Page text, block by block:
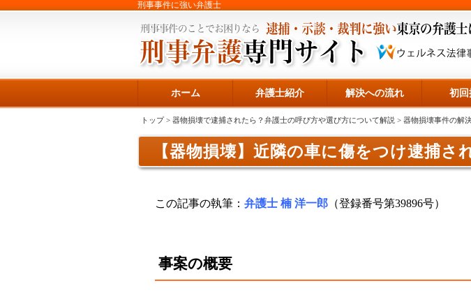
刑事事件に強い弁護士
ホーム 弁護士紹介 解決への流れ 初回
トップ > 器物損壊で逮捕されたら？弁護士の呼び方や選び方について解説 > 器物損壊事件の解
【器物損壊】近隣の車に傷をつけ逮捕
この記事の執筆： 弁護士 楠 洋一郎 （登録番号第39896号）
事案の概要